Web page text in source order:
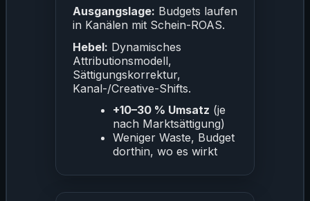
Ausgangslage: Budgets laufen
in Kanälen mit Schein-ROAS.
Hebel: Dynamisches
Attributionsmodell,
Sättigungskorrektur,
Kanal-/Creative-Shifts.
+10–30 % Umsatz (je
nach Marktsättigung)
Weniger Waste, Budget
dorthin, wo es wirkt